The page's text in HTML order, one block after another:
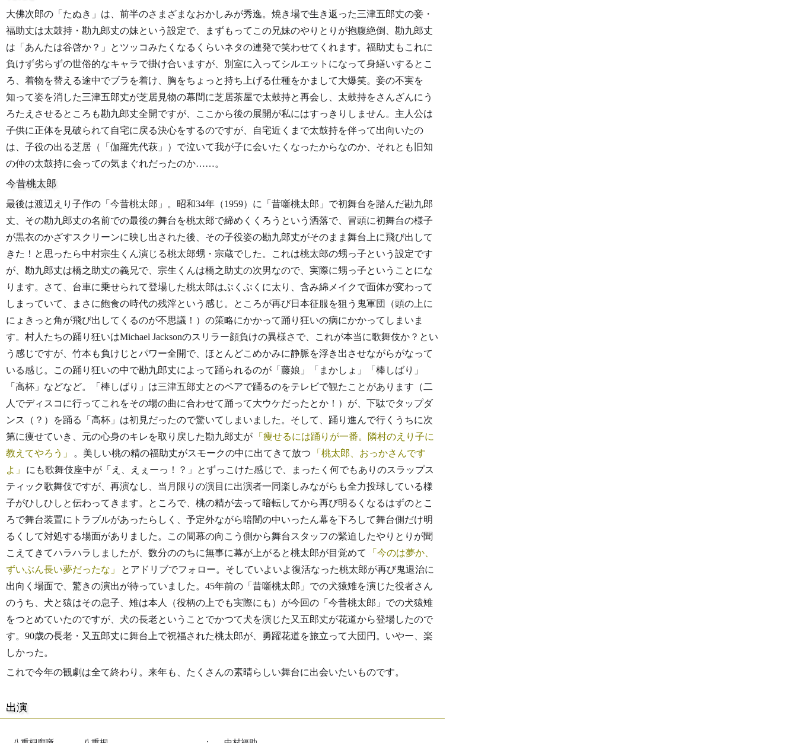
大佛次郎の「たぬき」は、前半のさまざまなおかしみが秀逸。焼き場で生き返った三津五郎丈の妾・
福助丈は太鼓持・勘九郎丈の妹という設定で、まずもってこの兄妹のやりとりが抱腹絶倒、勘九郎丈
は「あんたは谷啓か？」とツッコみたくなるくらいネタの連発で笑わせてくれます。福助丈もこれに
負けず劣らずの世俗的なキャラで掛け合いますが、別室に入ってシルエットになって身繕いするとこ
ろ、着物を替える途中でブラを着け、胸をちょっと持ち上げる仕種をかまして大爆笑。妾の不実を
知って姿を消した三津五郎丈が芝居見物の幕間に芝居茶屋で太鼓持と再会し、太鼓持をさんざんにう
ろたえさせるところも勘九郎丈全開ですが、ここから後の展開が私にはすっきりしません。主人公は
子供に正体を見破られて自宅に戻る決心をするのですが、自宅近くまで太鼓持を伴って出向いたの
は、子役の出る芝居（「伽羅先代萩」）で泣いて我が子に会いたくなったからなのか、それとも旧知
の仲の太鼓持に会っての気まぐれだったのか……。
今昔桃太郎
最後は渡辺えり子作の「今昔桃太郎」。昭和34年（1959）に「昔噺桃太郎」で初舞台を踏んだ勘九郎
丈、その勘九郎丈の名前での最後の舞台を桃太郎で締めくくろうという洒落で、冒頭に初舞台の様子
が黒衣のかざすスクリーンに映し出された後、その子役姿の勘九郎丈がそのまま舞台上に飛び出して
きた！と思ったら中村宗生くん演じる桃太郎甥・宗蔵でした。これは桃太郎の甥っ子という設定です
が、勘九郎丈は橋之助丈の義兄で、宗生くんは橋之助丈の次男なので、実際に甥っ子ということにな
ります。さて、台車に乗せられて登場した桃太郎はぶくぶくに太り、含み綿メイクで面体が変わって
しまっていて、まさに飽食の時代の残滓という感じ。ところが再び日本征服を狙う鬼軍団（頭の上に
にょきっと角が飛び出してくるのが不思議！）の策略にかかって踊り狂いの病にかかってしまいま
す。村人たちの踊り狂いはMichael Jacksonのスリラー顔負けの異様さで、これが本当に歌舞伎か？とい
う感じですが、竹本も負けじとパワー全開で、ほとんどこめかみに静脈を浮き出させながらがなって
いる感じ。この踊り狂いの中で勘九郎丈によって踊られるのが「藤娘」「まかしょ」「棒しばり」
「高杯」などなど。「棒しばり」は三津五郎丈とのペアで踊るのをテレビで観たことがあります（二
人でディスコに行ってこれをその場の曲に合わせて踊って大ウケだったとか！）が、下駄でタップダ
ンス（？）を踊る「高杯」は初見だったので驚いてしまいました。そして、踊り進んで行くうちに次
第に痩せていき、元の心身のキレを取り戻した勘九郎丈が
痩せるには踊りが一番。隣村のえり子に
教えてやろう
。美しい桃の精の福助丈がスモークの中に出てきて放つ
桃太郎、おっかさんです
よ
にも歌舞伎座中が「え、えぇーっ！？」とずっこけた感じで、まったく何でもありのスラップス
ティック歌舞伎ですが、再演なし、当月限りの演目に出演者一同楽しみながらも全力投球している様
子がひしひしと伝わってきます。ところで、桃の精が去って暗転してから再び明るくなるはずのとこ
ろで舞台装置にトラブルがあったらしく、予定外ながら暗闇の中いったん幕を下ろして舞台側だけ明
るくして対処する場面がありました。この間幕の向こう側から舞台スタッフの緊迫したやりとりが聞
こえてきてハラハラしましたが、数分ののちに無事に幕が上がると桃太郎が目覚めて
今のは夢か、
ずいぶん長い夢だったな
とアドリブでフォロー。そしていよいよ復活なった桃太郎が再び鬼退治に
出向く場面で、驚きの演出が待っていました。45年前の「昔噺桃太郎」での犬猿雉を演じた役者さん
のうち、犬と猿はその息子、雉は本人（役柄の上でも実際にも）が今回の「今昔桃太郎」での犬猿雉
をつとめていたのですが、犬の長老ということでかつて犬を演じた又五郎丈が花道から登場したので
す。90歳の長老・又五郎丈に舞台上で祝福された桃太郎が、勇躍花道を旅立って大団円。いやー、楽
しかった。
これで今年の観劇は全て終わり。来年も、たくさんの素晴らしい舞台に出会いたいものです。
出演